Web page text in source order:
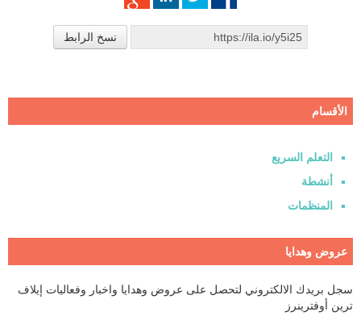
نسخ الرابط
الأقسام
التعلم السريع
أنشطة
المنظمات
عروض وهدايا
سجل بريدك الالكتروني لتحصل على عروض وهدايا واخبار وفعاليات إيلاف
ترين أوفترينرز